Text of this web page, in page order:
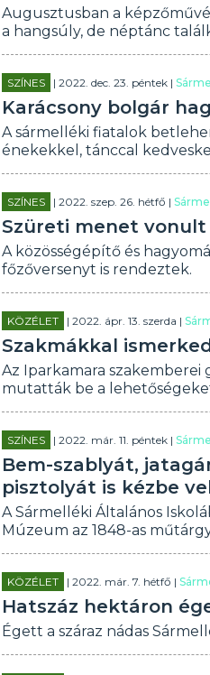
Augusztusban a
a hangsúly, de néptánc
SZÍNES | 2022. dec. 23. péntek |
Karácsony bolgár
A sármelléki fiatalok
énekekkel, tánccal
SZÍNES | 2022. szep. 26. hétfő |
Szüreti menet
A közösségépítő és
főzőversenyt is rendeztek.
KÖZÉLET | 2022. ápr. 13. szerda |
Szakmákkal
Az Iparkamara szakemberei
mutatták be a
SZÍNES | 2022. már. 11. péntek |
Bem-szablyát,
pisztolyát is kézbe
A Sármelléki Általános
Múzeum az 1848-as
KÖZÉLET | 2022. már. 7. hétfő |
Hatszáz hektáron
Égett a száraz nádas